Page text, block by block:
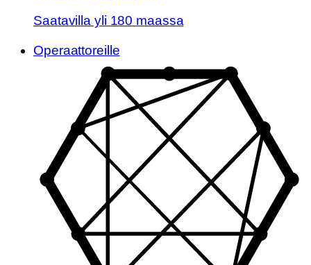
Saatavilla yli 180 maassa
Operaattoreille